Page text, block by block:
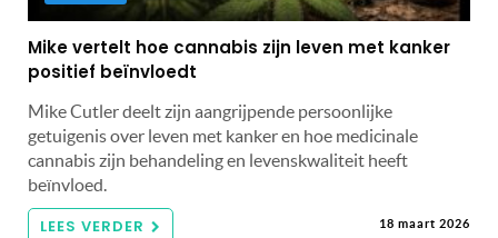
Mike vertelt hoe cannabis zijn leven met kanker
positief beïnvloedt
Mike Cutler deelt zijn aangrijpende persoonlijke
getuigenis over leven met kanker en hoe medicinale
cannabis zijn behandeling en levenskwaliteit heeft
beïnvloed.
LEES VERDER 18 maart 2026